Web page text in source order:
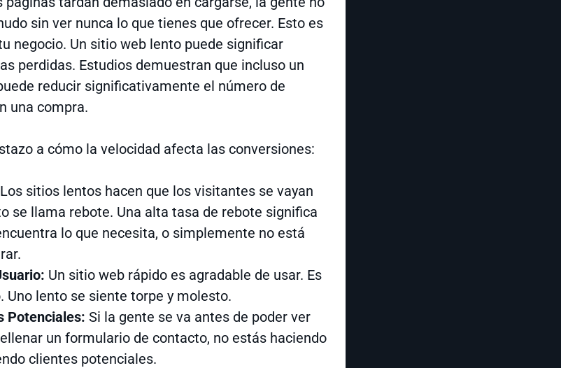
sin ver nunca lo que tienes que ofrecer. Esto es
negocio. Un sitio web lento puede significar
perdidas. Estudios demuestran que incluso un
reducir significativamente el número de
una compra.
a cómo la velocidad afecta las conversiones:
Los sitios lentos hacen que los visitantes se vayan
se llama rebote. Una alta tasa de rebote significa
lo que necesita, o simplemente no está
Un sitio web rápido es agradable de usar. Es
Uno lento se siente torpe y molesto.
Potenciales: Si la gente se va antes de poder ver
un formulario de contacto, no estás haciendo
clientes potenciales.